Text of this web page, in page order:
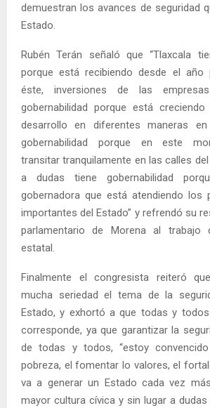
demuestran los avances de seguridad
Estado.
Rubén Terán señaló que “Tlaxcala
porque está recibiendo desde el año
éste, inversiones de las
gobernabilidad porque está
desarrollo en diferentes maneras
gobernabilidad porque en este
transitar tranquilamente en las calles
a dudas tiene gobernabilidad
gobernadora que está atendiendo los
importantes del Estado” y refrendó su
parlamentario de Morena al trabajo
estatal.
Finalmente el congresista reiteró
mucha seriedad el tema de la
Estado, y exhortó a que todas y
corresponde, ya que garantizar la
de todas y todos, “estoy
pobreza, el fomentar lo valores, el
va a generar un Estado cada vez
mayor cultura cívica y sin lugar a